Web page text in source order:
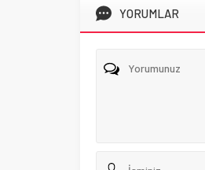
YORUMLAR